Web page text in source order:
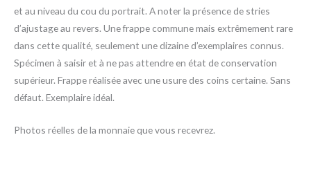
et au niveau du cou du portrait. A noter la présence de stries
d’ajustage au revers. Une frappe commune mais extrêmement rare
dans cette qualité, seulement une dizaine d’exemplaires connus.
Spécimen à saisir et à ne pas attendre en état de conservation
supérieur. Frappe réalisée avec une usure des coins certaine. Sans
défaut. Exemplaire idéal.
Photos réelles de la monnaie que vous recevrez.